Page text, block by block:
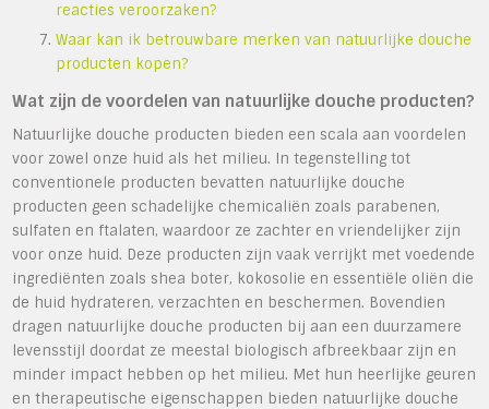
reacties veroorzaken?
Waar kan ik betrouwbare merken van natuurlijke douche
producten kopen?
Wat zijn de voordelen van natuurlijke douche producten?
Natuurlijke douche producten bieden een scala aan voordelen
voor zowel onze huid als het milieu. In tegenstelling tot
conventionele producten bevatten natuurlijke douche
producten geen schadelijke chemicaliën zoals parabenen,
sulfaten en ftalaten, waardoor ze zachter en vriendelijker zijn
voor onze huid. Deze producten zijn vaak verrijkt met voedende
ingrediënten zoals shea boter, kokosolie en essentiële oliën die
de huid hydrateren, verzachten en beschermen. Bovendien
dragen natuurlijke douche producten bij aan een duurzamere
levensstijl doordat ze meestal biologisch afbreekbaar zijn en
minder impact hebben op het milieu. Met hun heerlijke geuren
en therapeutische eigenschappen bieden natuurlijke douche